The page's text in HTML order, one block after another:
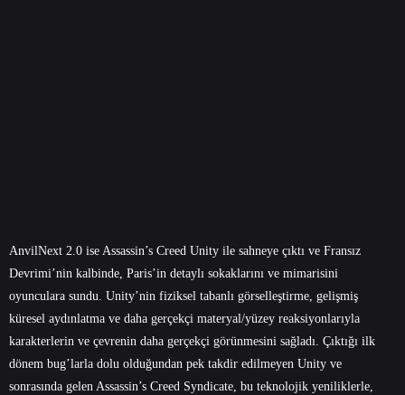
AnvilNext 2.0 ise Assassin’s Creed Unity ile sahneye çıktı ve Fransız
Devrimi’nin kalbinde, Paris’in detaylı sokaklarını ve mimarisini
oyunculara sundu. Unity’nin fiziksel tabanlı görselleştirme, gelişmiş
küresel aydınlatma ve daha gerçekçi materyal/yüzey reaksiyonlarıyla
karakterlerin ve çevrenin daha gerçekçi görünmesini sağladı. Çıktığı ilk
dönem bug’larla dolu olduğundan pek takdir edilmeyen Unity ve
sonrasında gelen Assassin’s Creed Syndicate, bu teknolojik yeniliklerle,